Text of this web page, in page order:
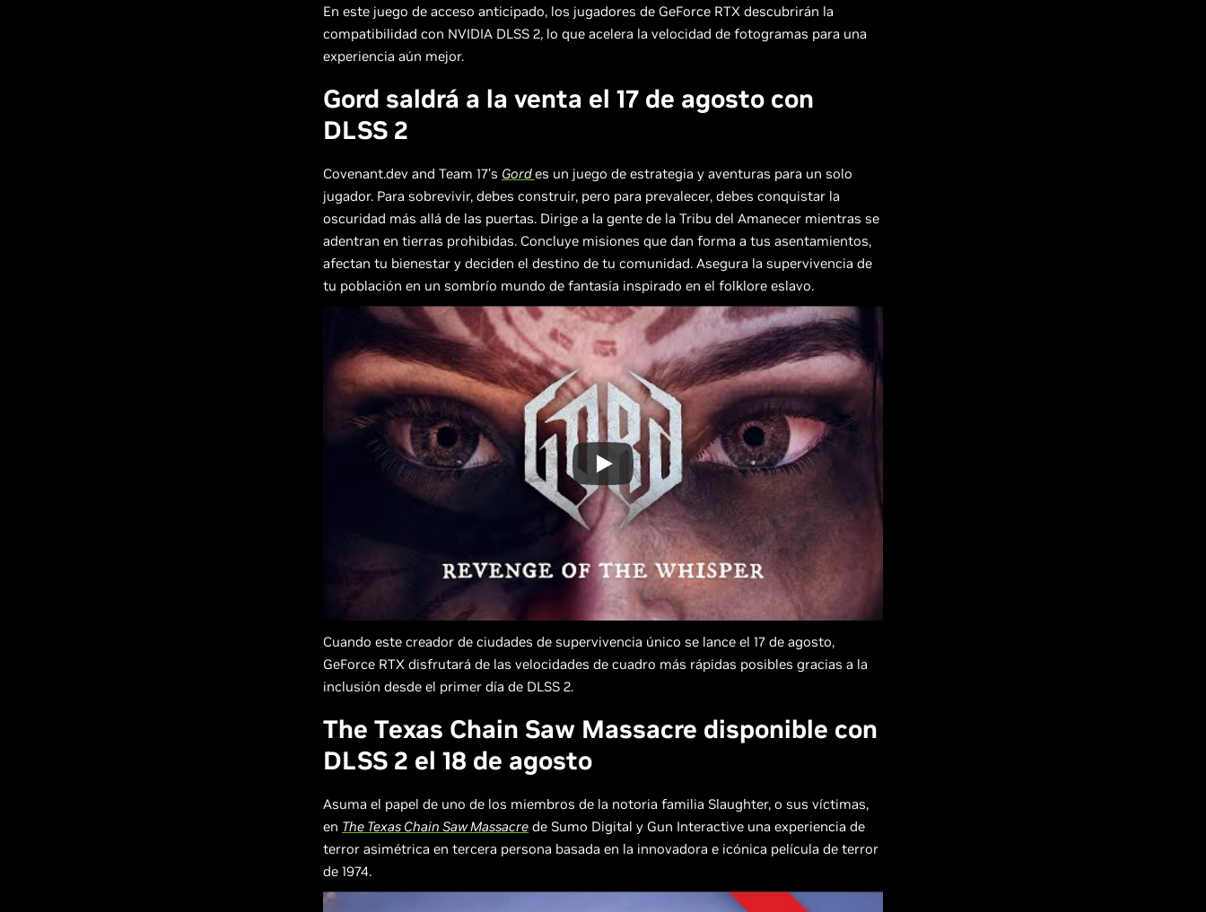
En este juego de acceso anticipado, los jugadores de GeForce RTX descubrirán la
compatibilidad con NVIDIA DLSS 2, lo que acelera la velocidad de fotogramas para una
experiencia aún mejor.
Gord saldrá a la venta el 17 de agosto con
DLSS 2
Covenant.dev and Team 17's Gordes un juego de estrategia y aventuras para un solo
jugador. Para sobrevivir, debes construir, pero para prevalecer, debes conquistar la
oscuridad más allá de las puertas. Dirige a la gente de la Tribu del Amanecer mientras se
adentran en tierras prohibidas. Concluye misiones que dan forma a tus asentamientos,
afectan tu bienestar y deciden el destino de tu comunidad. Asegura la supervivencia de
tu población en un sombrío mundo de fantasía inspirado en el folklore eslavo.
Cuando este creador de ciudades de supervivencia único se lance el 17 de agosto,
GeForce RTX disfrutará de las velocidades de cuadro más rápidas posibles gracias a la
inclusión desde el primer día de DLSS 2.
The Texas Chain Saw Massacre disponible con
DLSS 2 el 18 de agosto
Asuma el papel de uno de los miembros de la notoria familia Slaughter, o sus víctimas,
en The Texas Chain Saw Massacre de Sumo Digital y Gun Interactive una experiencia de
terror asimétrica en tercera persona basada en la innovadora e icónica película de terror
de 1974.